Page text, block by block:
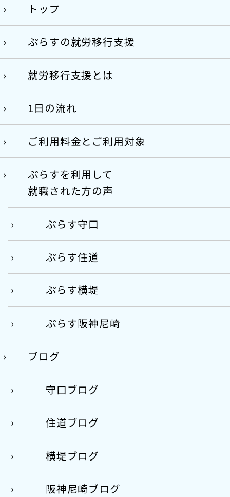
トップ
ぷらすの就労移行支援
就労移行支援とは
1日の流れ
ご利用料金とご利用対象
ぷらすを利用して
就職された方の声
ぷらす守口
ぷらす住道
ぷらす横堤
ぷらす阪神尼崎
ブログ
守口ブログ
住道ブログ
横堤ブログ
阪神尼崎ブログ